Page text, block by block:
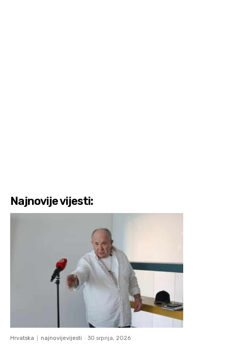
Najnovije vijesti:
Hrvatska najnovijevijesti - 30 srpnja, 2026